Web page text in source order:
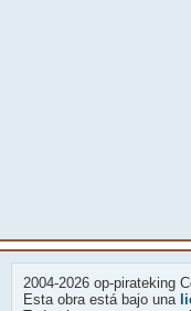
2004-2026 op-pirateking
Esta obra está bajo una